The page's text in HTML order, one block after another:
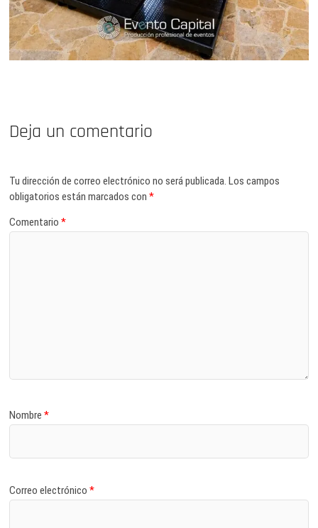
Deja un comentario
Tu dirección de correo electrónico no será publicada. Los campos
obligatorios están marcados con*
Comentario*
Nombre*
Correo electrónico*